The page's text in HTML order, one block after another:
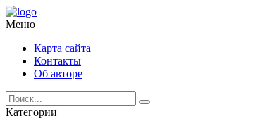
Меню
Карта сайта
Контакты
Об авторе
Категории